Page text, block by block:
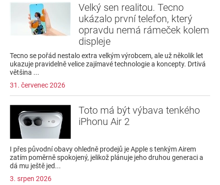
Velký sen realitou. Tecno
ukázalo první telefon, který
opravdu nemá rámeček kolem
displeje
Tecno se pořád nestalo extra velkým výrobcem, ale už několik let
ukazuje pravidelně velice zajímavé technologie a koncepty. Drtivá
většina ...
31. červenec 2026
Toto má být výbava tenkého
iPhonu Air 2
I přes původní obavy ohledně prodejů je Apple s tenkým Airem
zatím poměrně spokojený, jelikož plánuje jeho druhou generaci a
dá mu ještě jed...
3. srpen 2026